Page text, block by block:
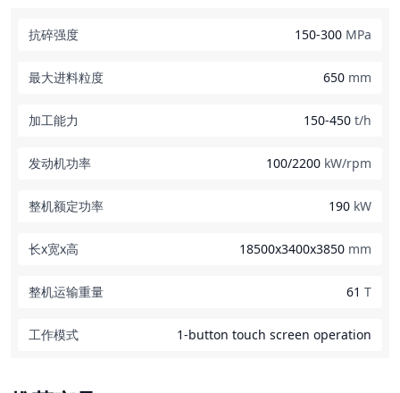
抗碎强度 150-300 MPa
最大进料粒度 650 mm
加工能力 150-450 t/h
发动机功率 100/2200 kW/rpm
整机额定功率 190 kW
长x宽x高 18500x3400x3850 mm
整机运输重量 61 T
工作模式 1-button touch screen operation